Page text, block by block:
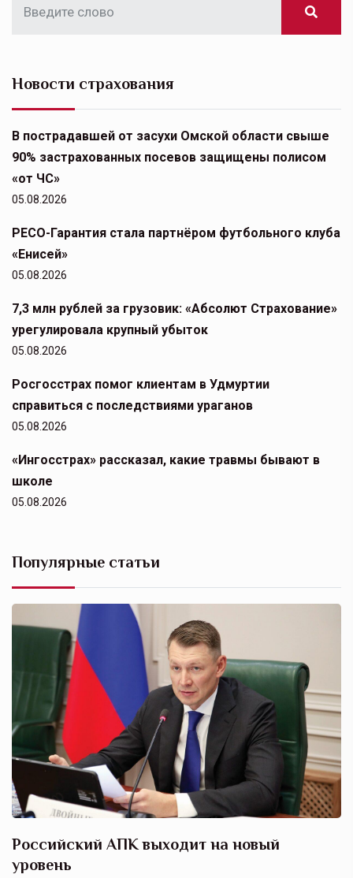
Новости страхования
В пострадавшей от засухи Омской области свыше
90% застрахованных посевов защищены полисом
«от ЧС»
05.08.2026
РЕСО-Гарантия стала партнёром футбольного клуба
«Енисей»
05.08.2026
7,3 млн рублей за грузовик: «Абсолют Страхование»
урегулировала крупный убыток
05.08.2026
Росгосстрах помог клиентам в Удмуртии
справиться с последствиями ураганов
05.08.2026
«Ингосстрах» рассказал, какие травмы бывают в
школе
05.08.2026
Популярные статьи
Российский АПК выходит на новый
уровень